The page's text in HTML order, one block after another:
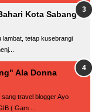
Kota Sabang
lambat, tetap kusebrangi
Ala Donna
travel blogger Ayo
( Gam ...